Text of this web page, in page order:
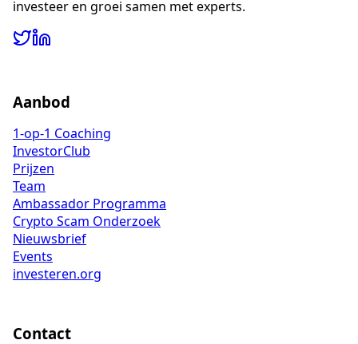
investeer en groei samen met experts.
Aanbod
1-op-1 Coaching
InvestorClub
Prijzen
Team
Ambassador Programma
Crypto Scam Onderzoek
Nieuwsbrief
Events
investeren.org
Contact